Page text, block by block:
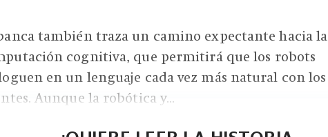
también traza un camino expectante hacia la
cognitiva, que permitirá que los robots
en un lenguaje cada vez más natural con los
Aunque la robótica y...